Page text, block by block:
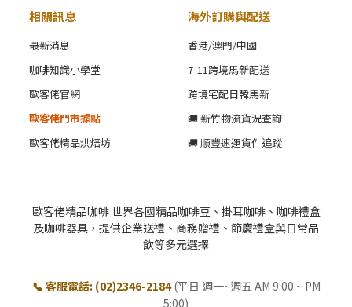
相關訊息
最新消息
咖啡知識小學堂
歐客佬官網
歐客佬門市據點
歐客佬精品烘焙坊
海外訂購與配送
香港/澳門/中國
7-11跨境馬新配送
跨境宅配日韓馬新
🚚 新竹物流貨況查詢
🚚 順豐速運貨件追蹤
歐客佬精品咖啡 世界各國精品咖啡豆、掛耳咖啡、咖啡禮盒
及咖啡器具，提供企業送禮、商務贈禮、節慶禮盒與日常品
飲等多元選擇
📞 客服電話: (02)2346-2184 (平日 週一~週五 AM 9:00 ~ PM
5:00)